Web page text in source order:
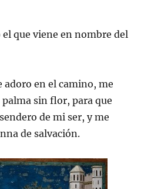
que viene en nombre del
adoro en el camino, me
sin flor, para que
de mi ser, y me
de salvación.